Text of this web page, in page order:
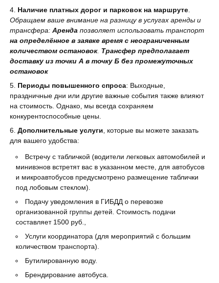
Наличие платных дорог и парковок на маршруте
Обращаем ваше внимание на разницу в услугах аренды и
трансфера: Аренда позволяет использовать транспорт
на определённое в заявке время с неограниченным
количеством остановок. Трансфер предполагает
доставку из точки А в точку Б без промежуточных
остановок
Периоды повышенного спроса: Выходные,
праздничные дни или другие важные события также влияют
на стоимость. Однако, мы всегда сохраняем
конкурентоспособные цены.
Дополнительные услуги , которые вы можете заказать
для вашего удобства:
Встречу с табличкой (водители легковых автомобилей и
минивэнов встретят вас в указанном месте, для автобусов
и микроавтобусов предусмотрено размещение таблички
под лобовым стеклом).
Подачу уведомления в ГИБДД о перевозке
организованной группы детей. Стоимость подачи
составляет 1500 руб.,
Услуги координатора (для мероприятий с большим
количеством транспорта).
Бутилированную воду.
Брендирование автобуса.